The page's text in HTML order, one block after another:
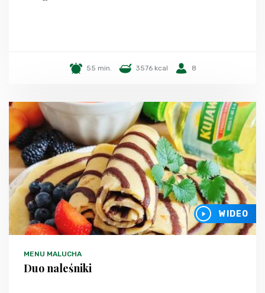
55 min. 3576 kcal 8
WIDEO
MENU MALUCHA
Duo naleśniki